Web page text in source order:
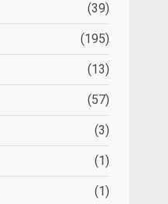
(39)
(195)
(13)
(57)
(3)
(1)
(1)